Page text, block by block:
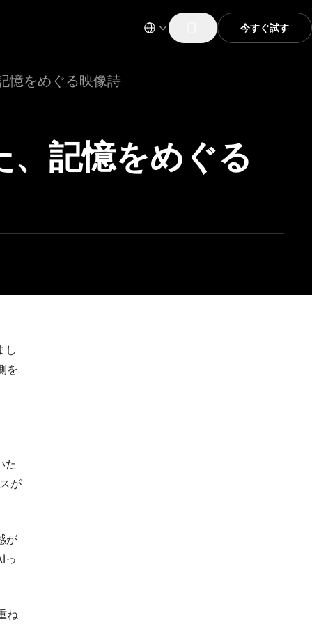
今すぐ試す
憶をめぐる映像詩
、記憶をめぐる
し
を
た
が
が
っ
ね